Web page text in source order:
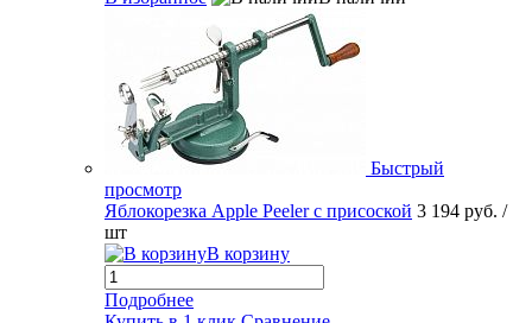
Быстрый
просмотр
Яблокорезка Apple Peeler с присоской 3 194 руб. /
шт
В корзину
Подробнее